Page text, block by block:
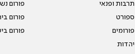
תרבות ופנאי
ספורט
פורומים
יהדות
פורום
פורום
פורום